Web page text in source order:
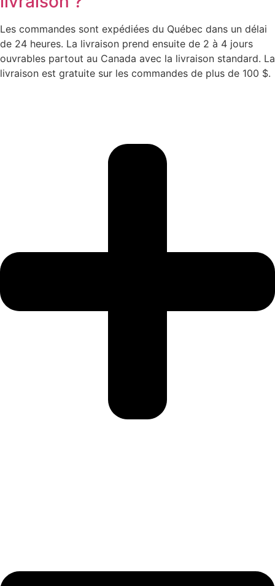
Les commandes sont expédiées du Québec dans un délai
de 24 heures. La livraison prend ensuite de 2 à 4 jours
ouvrables partout au Canada avec la livraison standard. La
livraison est gratuite sur les commandes de plus de 100 $.